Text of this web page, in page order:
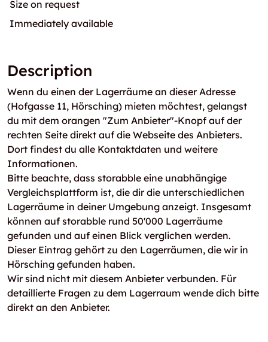
Size on request
Immediately available
Description
Wenn du einen der Lagerräume an dieser Adresse
(Hofgasse 11, Hörsching) mieten möchtest, gelangst
du mit dem orangen "Zum Anbieter"-Knopf auf der
rechten Seite direkt auf die Webseite des Anbieters.
Dort findest du alle Kontaktdaten und weitere
Informationen.
Bitte beachte, dass storabble eine unabhängige
Vergleichsplattform ist, die dir die unterschiedlichen
Lagerräume in deiner Umgebung anzeigt. Insgesamt
können auf storabble rund 50'000 Lagerräume
gefunden und auf einen Blick verglichen werden.
Dieser Eintrag gehört zu den Lagerräumen, die wir in
Hörsching gefunden haben.
Wir sind nicht mit diesem Anbieter verbunden. Für
detaillierte Fragen zu dem Lagerraum wende dich bitte
direkt an den Anbieter.